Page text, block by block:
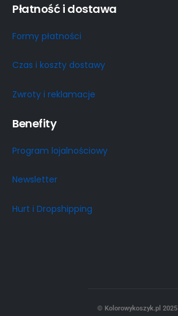
Płatność i dostawa
Formy płatności
Czas i koszty dostawy
Zwroty i reklamacje
Benefity
Program lojalnościowy
Newsletter
Hurt i Dropshipping
© Kolorowykoszyk.pl 2025